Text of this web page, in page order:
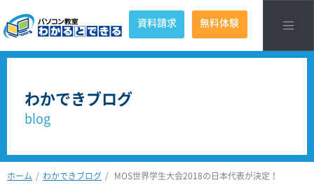
資料請求 無料体験
わかできブログ
blog
ホーム わかできブログ MOS世界学生大会2018の日本代表が決定！